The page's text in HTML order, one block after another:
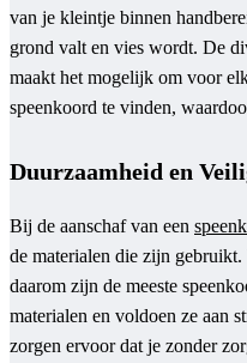
van je kleintje binnen
grond valt en vies wordt. De
maakt het mogelijk om voor
speenkoord te vinden,
Duurzaamheid en
Bij de aanschaf van een
de materialen die zijn
daarom zijn de meeste
materialen en voldoen ze aan
zorgen ervoor dat je zonder